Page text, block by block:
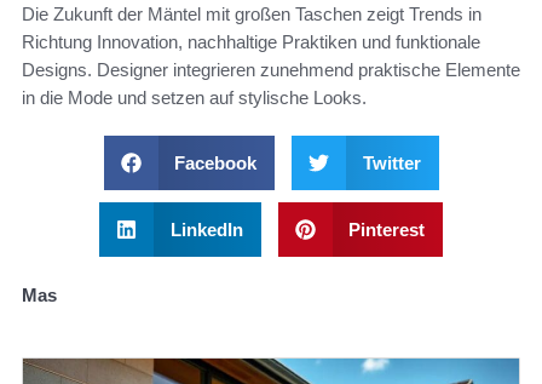
Die Zukunft der Mäntel mit großen Taschen zeigt Trends in
Richtung Innovation, nachhaltige Praktiken und funktionale
Designs. Designer integrieren zunehmend praktische Elemente
in die Mode und setzen auf stylische Looks.
Facebook Twitter
LinkedIn Pinterest
Mas